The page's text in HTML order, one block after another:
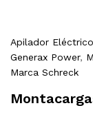
Apilador
Generax Power,
Marca Schreck